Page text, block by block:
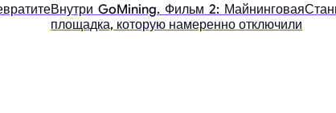
Внутри GoMining. Фильм 2: Майнинговая
площадка, которую намеренно отключили